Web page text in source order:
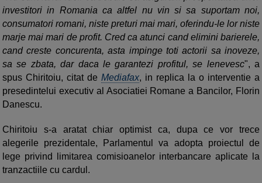
investitori in Romania ca altfel nu vin si sa suportam noi,
consumatori romani, niste preturi mai mari, oferindu-le lor niste
marje mai mari de profit. Cred ca atunci cand elimini barierele,
cand creste concurenta, asta impinge toti actorii sa inoveze,
sa se zbata, dar daca le garantezi profitul, se lenevesc", a
spus Chiritoiu, citat de Mediafax, in replica la o interventie a
presedintelui executiv al Asociatiei Romane a Bancilor, Florin
Danescu.
Chiritoiu s-a aratat chiar optimist ca, dupa ce vor trece
alegerile prezidentale, Parlamentul va adopta proiectul de
lege privind limitarea comisioanelor interbancare aplicate la
tranzactiile cu cardul.